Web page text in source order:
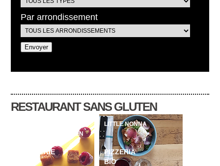
Par arrondissement
RESTAURANT SANS GLUTEN
FRANCE 100% GLUTEN
PATISSERIE
LITTLE NONNA
PIZZERIA
BIO